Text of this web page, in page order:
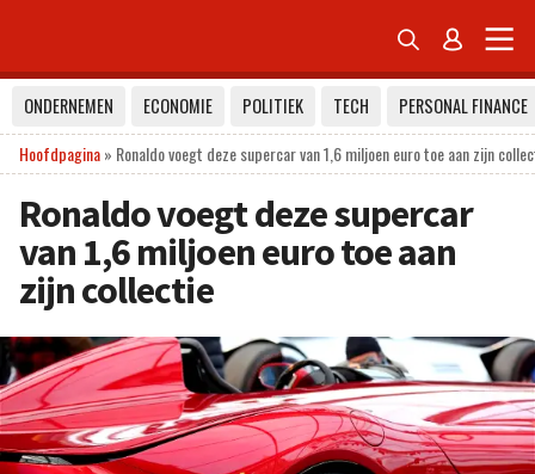
 
ONDERNEMEN ECONOMIE POLITIEK TECH
PERSONAL FINANCE
Hoofdpagina» Ronaldo voegt deze supercar van 1,6 miljoen euro toe aan zijn
Ronaldo voegt deze supercar
van 1,6 miljoen euro toe aan
zijn collectie